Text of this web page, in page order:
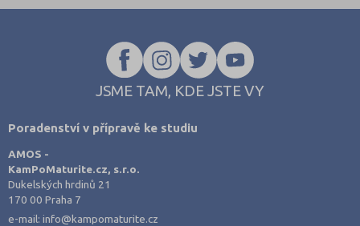
JSME TAM, KDE JSTE VY
Poradenství v přípravě ke studiu
AMOS -
KamPoMaturite.cz, s.r.o.
Dukelských hrdinů 21
170 00 Praha 7
e-mail:info@kampomaturite.cz